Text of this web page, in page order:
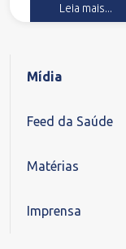
Mídia
Feed da Saúde
Matérias
Imprensa
Leia mais...